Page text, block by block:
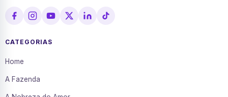
CATEGORIAS
Home
A Fazenda